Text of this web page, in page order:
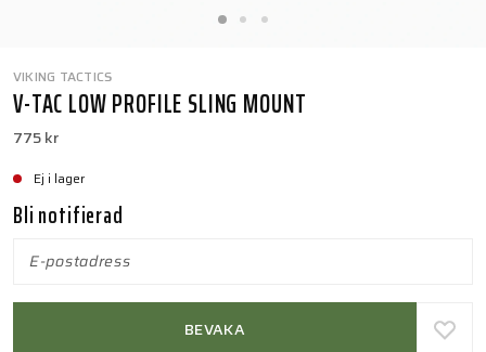
VIKING TACTICS
V-TAC LOW PROFILE SLING MOUNT
775 kr
Ej i lager
Bli notifierad
BEVAKA